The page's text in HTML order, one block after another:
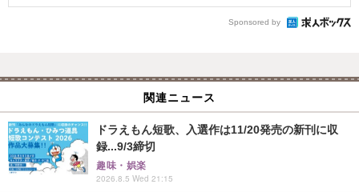
Sponsored by
関連ニュース
ドラえもん短歌、入選作は11/20発売の新刊に収
録...9/3締切
趣味・娯楽
2026.8.5 Wed 21:15